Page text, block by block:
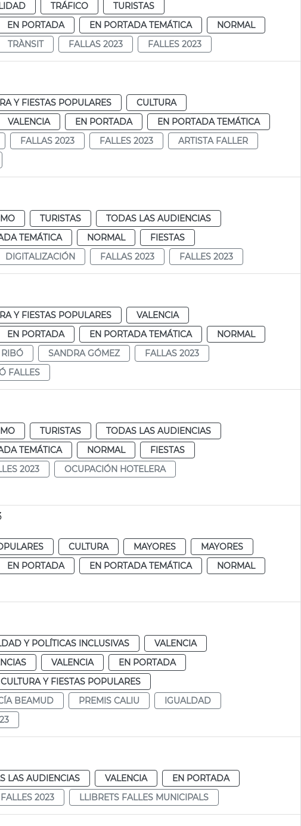
TRÁFICO
TURISTAS
EN PORTADA EN PORTADA TEMÁTICA
NORMAL
TRÀNSIT FALLAS 2023 FALLES 2023
Y FIESTAS POPULARES
CULTURA
VALENCIA EN PORTADA
EN PORTADA TEMÁTICA
FALLAS 2023 FALLES 2023
ARTISTA FALLER
TURISTAS
TODAS LAS AUDIENCIAS
TEMÁTICA NORMAL
FIESTAS
DIGITALIZACIÓN FALLAS 2023 FALLES 2023
Y FIESTAS POPULARES
VALENCIA
EN PORTADA EN PORTADA TEMÁTICA
NORMAL
SANDRA GÓMEZ
FALLAS 2023
FALLES
TURISTAS
TODAS LAS AUDIENCIAS
TEMÁTICA NORMAL
FIESTAS
2023
OCUPACIÓN HOTELERA
CULTURA MAYORES
MAYORES
EN PORTADA EN PORTADA TEMÁTICA
NORMAL
Y POLÍTICAS INCLUSIVAS
VALENCIA
VALENCIA
EN PORTADA
CULTURA Y FIESTAS POPULARES
BEAMUD PREMIS CALIU
IGUALDAD
LAS AUDIENCIAS VALENCIA
EN PORTADA
FALLES 2023 LLIBRETS FALLES MUNICIPALS